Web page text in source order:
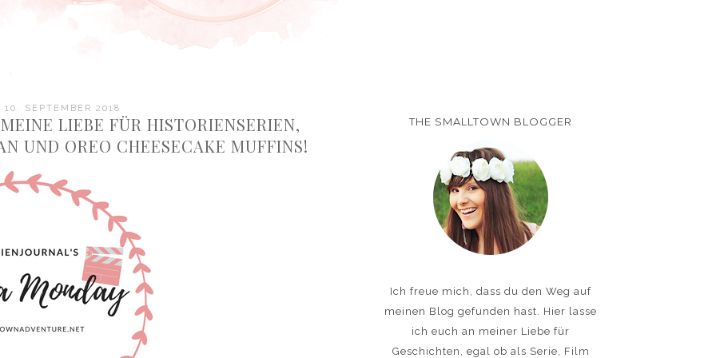
10. SEPTEMBER 2018
LIEBE FÜR HISTORIENSERIEN,
UND OREO CHEESECAKE MUFFINS!
THE SMALLTOWN BLOGGER
Ich freue mich, dass du den Weg auf
meinen Blog gefunden hast. Hier lasse
ich euch an meiner Liebe für
Geschichten, egal ob als Serie, Film